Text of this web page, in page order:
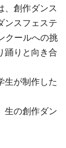
、創作ダンス
ンスフェステ
クールへの挑
踊りと向き合
生が制作した
生の創作ダン